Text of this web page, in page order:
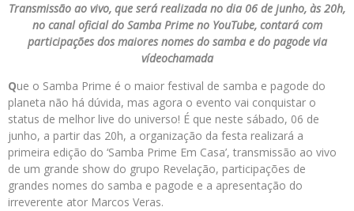
Transmissão ao vivo, que será realizada no dia 06 de junho, às 20h,
no canal oficial do Samba Prime no YouTube, contará com
participações dos maiores nomes do samba e do pagode via
vídeochamada
Que o Samba Prime é o maior festival de samba e pagode do
planeta não há dúvida, mas agora o evento vai conquistar o
status de melhor live do universo! É que neste sábado, 06 de
junho, a partir das 20h, a organização da festa realizará a
primeira edição do ‘Samba Prime Em Casa’, transmissão ao vivo
de um grande show do grupo Revelação, participações de
grandes nomes do samba e pagode e a apresentação do
irreverente ator Marcos Veras.